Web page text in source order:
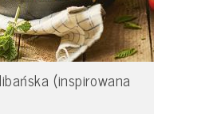
(inspirowana